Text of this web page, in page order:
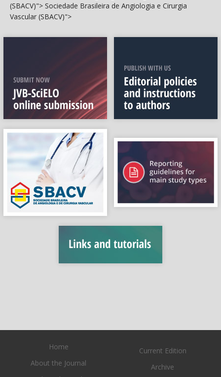
(SBACV)"> Sociedade Brasileira de Angiologia e Cirurgia
Vascular (SBACV)">
Home
About the Journal
Current Edition
Archive